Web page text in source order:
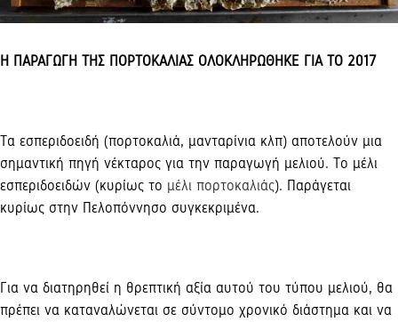
Η ΠΑΡΑΓΩΓΗ ΤΗΣ ΠΟΡΤΟΚΑΛΙΑΣ ΟΛΟΚΛΗΡΩΘΗΚΕ ΓΙΑ ΤΟ 2017
Tα εσπεριδοειδή (πορτοκαλιά, μανταρίνια κλπ) αποτελούν μια
σημαντική πηγή νέκταρος για την παραγωγή μελιού. Tο μέλι
εσπεριδοειδών (κυρίως το μέλι πορτοκαλιάς). Παράγεται
κυρίως στην Πελοπόννησο συγκεκριμένα.
Για να διατηρηθεί η θρεπτική αξία αυτού του τύπου μελιού, θα
πρέπει να καταναλώνεται σε σύντομο χρονικό διάστημα και να